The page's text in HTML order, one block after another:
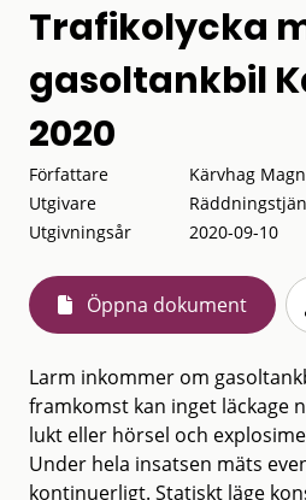
Trafikolycka
gasoltankbil
2020
Författare
Kärvhag
Utgivare
Utgivningsår
2020-09-10
Öppna dokument
Larm inkommer om
framkomst kan inget läckage
lukt eller hörsel och
Under hela insatsen mäts
kontinuerligt. Statiskt läge